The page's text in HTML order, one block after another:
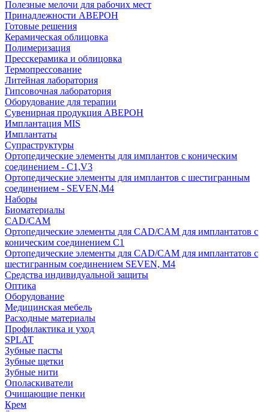
Полезные мелочи для рабочих мест
Принадлежности АВЕРОН
Готовые решения
Керамическая облицовка
Полимеризация
Пресскерамика и облицовка
Термопрессование
Литейная лаборатория
Гипсовочная лаборатория
Оборудование для терапии
Сувенирная продукция АВЕРОН
Имплантация MIS
Имплантаты
Супраструктуры
Ортопедические элементы для имплантов с коническим
соединением - C1,V3
Ортопедические элементы для имплантов с шестигранным
соединением - SEVEN,M4
Наборы
Биоматериалы
CAD/CAM
Ортопедические элементы для CAD/CAM для имплантатов с
коническим соединением С1
Ортопедические элементы для CAD/CAM для имплантатов с
шестигранным соединением SEVEN, М4
Средства индивидуальной защиты
Оптика
Оборудование
Медицинская мебель
Расходные материалы
Профилактика и уход
SPLAT
Зубные пасты
Зубные щетки
Зубные нити
Ополаскиватели
Очищающие пенки
Крем